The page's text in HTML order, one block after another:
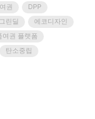
물을 줄여 순환 경제 전환
프레임워크다.
권
DPP
린딜
에코디자인
여권 플랫폼
탄소중립